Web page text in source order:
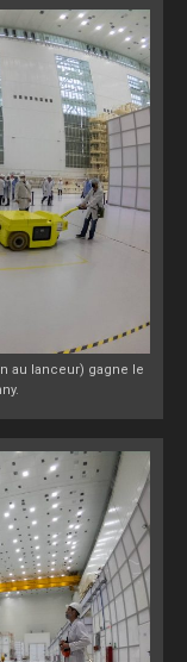
au lanceur) gagne le